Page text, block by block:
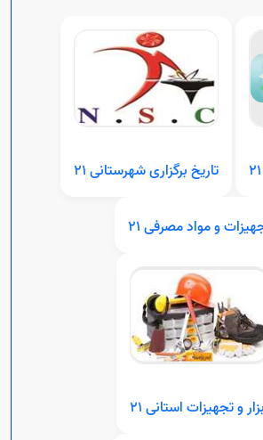
تاریخ برگزاری شهرستانی 21
و مواد مصرفی 21
و تجهیزات استانی 21